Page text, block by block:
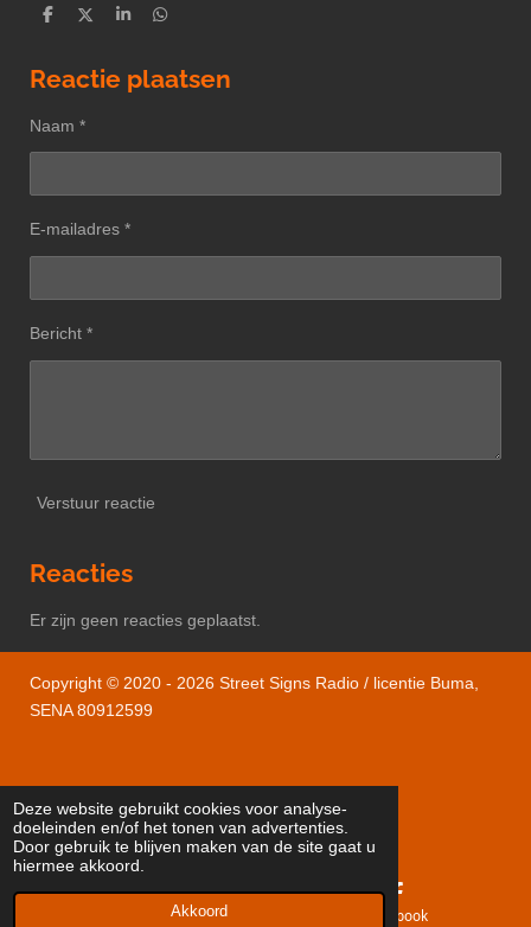
Deze website gebruikt cookies voor analyse-
doeleinden en/of het tonen van advertenties.
Door gebruik te blijven maken van de site gaat u
hiermee akkoord.
Akkoord
D
e
n
D
l
S
D
e
n
Reactie plaatsen
Naam *
E-mailadres *
Bericht *
Verstuur reactie
Reacties
Er zijn geen reacties geplaatst.
Copyright © 2020 - 2026 Street Signs Radio / licentie Buma,
SENA 80912599
Powered byJouwWeb
E-mailadres Facebook